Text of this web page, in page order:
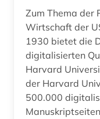
kunst (3)
kunstraub (1)
künstler (2)
Zum Thema der
Wirtschaft der
1930 bietet die
digitalisierten
Harvard
der Harvard
500.000